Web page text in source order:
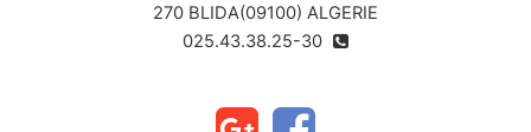
270 BLIDA(09100) ALGERIE